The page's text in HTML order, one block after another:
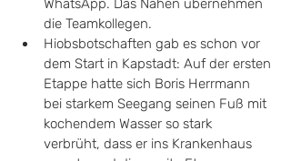
die Teamkollegen.
Hiobsbotschaften gab es schon vor
dem Start in Kapstadt: Auf der ersten
Etappe hatte sich Boris Herrmann
bei starkem Seegang seinen Fuß mit
kochendem Wasser so stark
verbrüht, dass er ins Krankenhaus